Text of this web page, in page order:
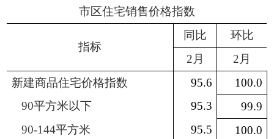
市区住宅销售价格指数
指标
同比
环比
2月 2月
新建商品住宅价格指数
95.6
100.0
90平方米以下 95.3
99.9
90-144平方米 95.5
100.0